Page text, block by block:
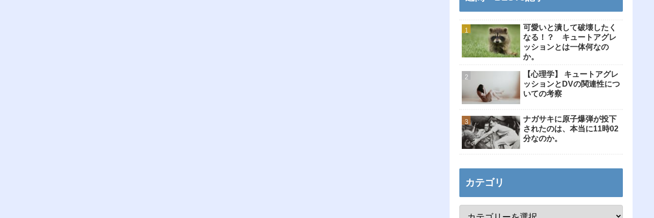
可愛いと潰して破壊したく
なる！？ キュートアグレ
ッションとは一体何なの
か。
【心理学】 キュートアグレ
ッションとDVの関連性につ
いての考察
ナガサキに原子爆弾が投下
されたのは、本当に11時02
分なのか。
カテゴリ